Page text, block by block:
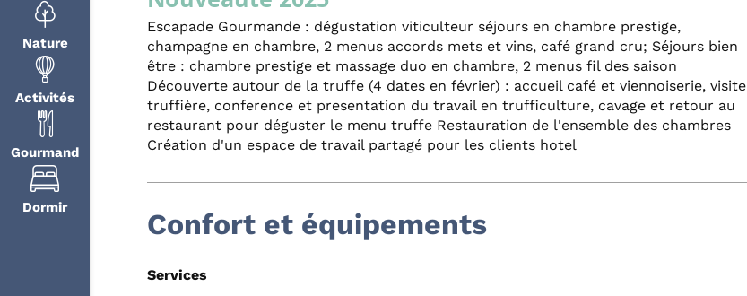
Nature
Activités
Gourmand
Dormir
Escapade Gourmande : dégustation viticulteur séjours en chambre prestige,
champagne en chambre, 2 menus accords mets et vins, café grand cru; Séjours bien
être : chambre prestige et massage duo en chambre, 2 menus fil des saison
Découverte autour de la truffe (4 dates en février) : accueil café et viennoiserie, visite
truffière, conference et presentation du travail en trufficulture, cavage et retour au
restaurant pour déguster le menu truffe Restauration de l'ensemble des chambres
Création d'un espace de travail partagé pour les clients hotel
Confort et équipements
Services